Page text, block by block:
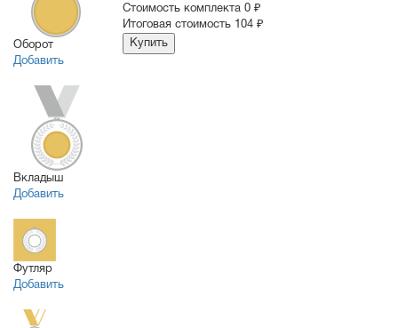
Оборот
Добавить
Вкладыш
Добавить
Футляр
Добавить
Стоимость комплекта 0 ₽
Итоговая стоимость 104 ₽
Купить